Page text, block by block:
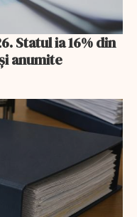
Statul ia 16% din
anumite